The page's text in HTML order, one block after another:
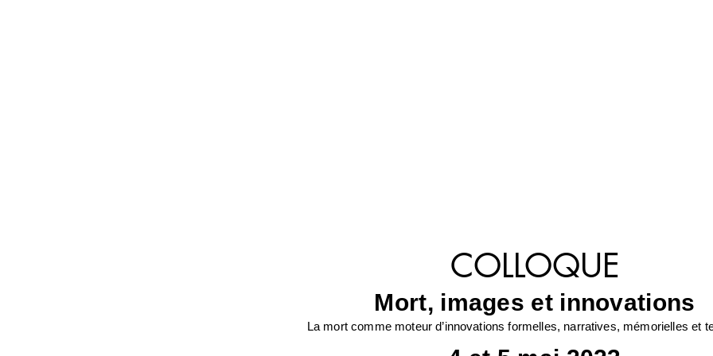
COLLOQUE
Mort, images et innovations
La mort comme moteur d’innovations formelles, narratives, mémorielles et